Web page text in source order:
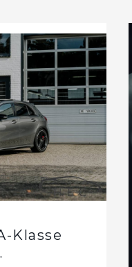
Klasse